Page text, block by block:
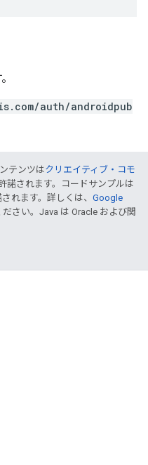
auth/androidpub
テンツはクリエイティブ・コモ
諾されます。コードサンプルは
れます。詳しくは、 Google
ださい。Java は Oracle および関